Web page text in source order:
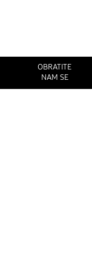
OBRATITE
NAM SE